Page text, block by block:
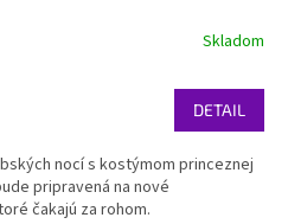
Skladom
DETAIL
nocí s kostýmom princeznej
pripravená na nové
čakajú za rohom.